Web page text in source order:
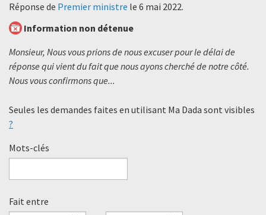
Réponse de Premier ministre le 6 mai 2022.
Information non détenue
Monsieur, Nous vous prions de nous excuser pour le délai de
réponse qui vient du fait que nous ayons cherché de notre côté.
Nous vous confirmons que...
Seules les demandes faites en utilisant Ma Dada sont visibles
?
Mots-clés
Fait entre